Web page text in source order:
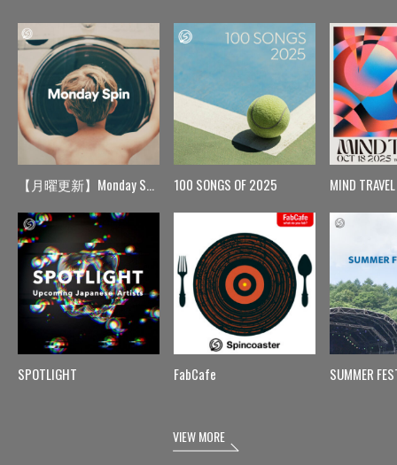
【月曜更新】Monday Spin
SPOTLIGHT
100 SONGS OF 2025
FabCafe
MIND TRAVEL
SUMMER
VIEW MORE